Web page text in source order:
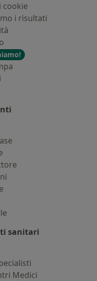
cookie
i risultati
sanitari
Medici